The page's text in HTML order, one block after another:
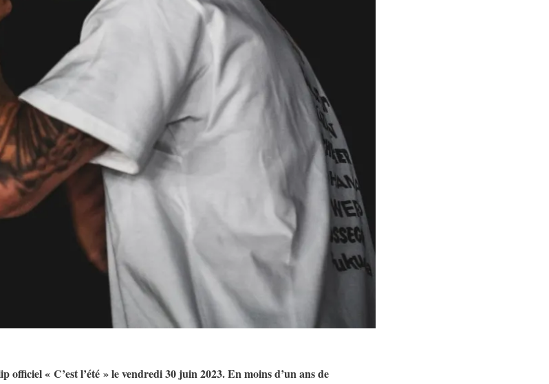
officiel « C’est l’été » le vendredi 30 juin 2023. En moins d’un ans de